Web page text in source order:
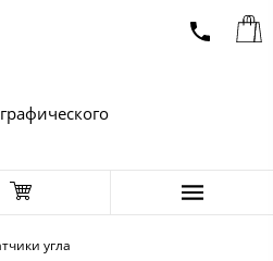
угла